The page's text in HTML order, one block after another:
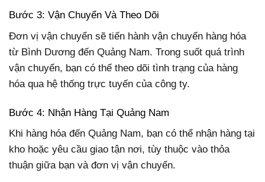
Bước 3: Vận Chuyển Và Theo Dõi
Đơn vị vận chuyển sẽ tiến hành vận chuyển hàng hóa
từ Bình Dương đến Quảng Nam. Trong suốt quá trình
vận chuyển, bạn có thể theo dõi tình trạng của hàng
hóa qua hệ thống trực tuyến của công ty.
Bước 4: Nhận Hàng Tại Quảng Nam
Khi hàng hóa đến Quảng Nam, bạn có thể nhận hàng tại
kho hoặc yêu cầu giao tận nơi, tùy thuộc vào thỏa
thuận giữa bạn và đơn vị vận chuyển.